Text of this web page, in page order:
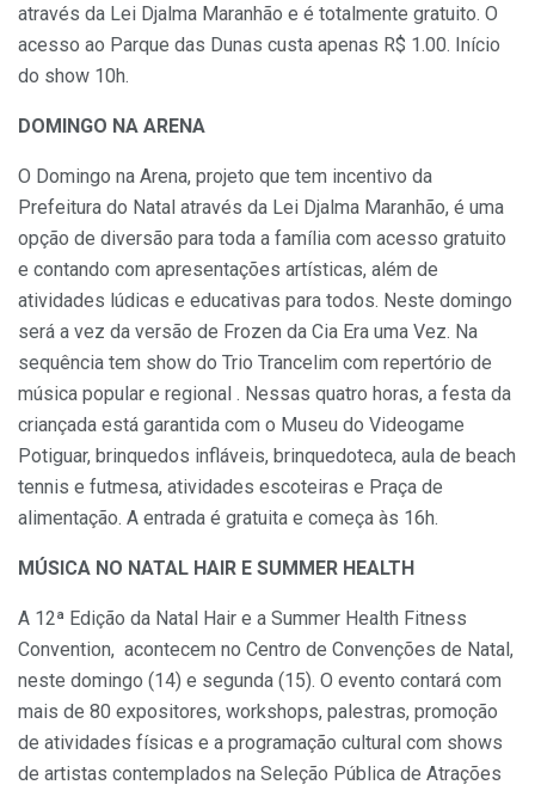
através da Lei Djalma Maranhão e é totalmente gratuito. O
acesso ao Parque das Dunas custa apenas R$ 1.00. Início
do show 10h.
DOMINGO NA ARENA
O Domingo na Arena, projeto que tem incentivo da
Prefeitura do Natal através da Lei Djalma Maranhão, é uma
opção de diversão para toda a família com acesso gratuito
e contando com apresentações artísticas, além de
atividades lúdicas e educativas para todos. Neste domingo
será a vez da versão de Frozen da Cia Era uma Vez. Na
sequência tem show do Trio Trancelim com repertório de
música popular e regional . Nessas quatro horas, a festa da
criançada está garantida com o Museu do Videogame
Potiguar, brinquedos infláveis, brinquedoteca, aula de beach
tennis e futmesa, atividades escoteiras e Praça de
alimentação. A entrada é gratuita e começa às 16h.
MÚSICA NO NATAL HAIR E SUMMER HEALTH
A 12ª Edição da Natal Hair e a Summer Health Fitness
Convention, acontecem no Centro de Convenções de Natal,
neste domingo (14) e segunda (15). O evento contará com
mais de 80 expositores, workshops, palestras, promoção
de atividades físicas e a programação cultural com shows
de artistas contemplados na Seleção Pública de Atrações